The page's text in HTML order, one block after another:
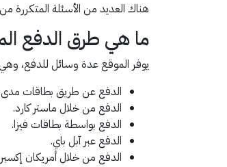
هناك العديد من الأسئلة
ما هي طرق الدفع
يوفر الموقع عدة وسائل للدفع،
الدفع عن طريق بطاقات
الدفع من خلال ماستر كارد.
الدفع بواسطة بطاقات فيزا.
الدفع عبر آبل باي.
الدفع من خلال أمريكان